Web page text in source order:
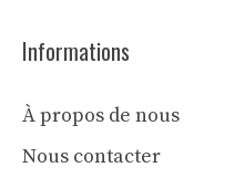
Informations
À propos de nous
Nous contacter